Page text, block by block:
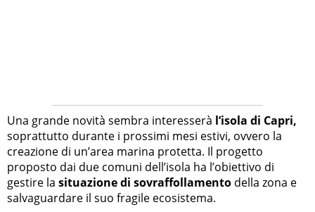
Una grande novità sembra interesserà l’isola di Capri,
soprattutto durante i prossimi mesi estivi, ovvero la
creazione di un’area marina protetta. Il progetto
proposto dai due comuni dell’isola ha l’obiettivo di
gestire la situazione di sovraffollamento della zona e
salvaguardare il suo fragile ecosistema.